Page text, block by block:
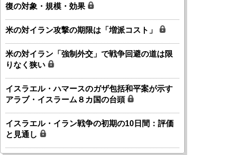
復の対象・規模・効果
米の対イラン攻撃の期限は「増派コスト」
米の対イラン「強制外交」で戦争回避の道は限
りなく狭い
イスラエル・ハマースのガザ包括和平案が示す
アラブ・イスラーム８カ国の台頭
イスラエル・イラン戦争の初期の10日間：評価
と見通し